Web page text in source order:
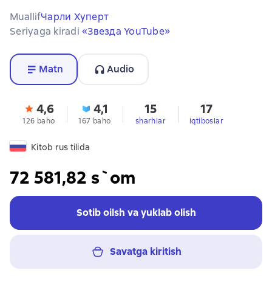
MuallifЧарли Хуперт
Seriyaga kiradi «Звезда YouTube»
Matn Audio
4,6
126 baho
4,1
167 baho
15
sharhlar
17
iqtiboslar
Kitob rus tilida
72 581,82 s`om
Sotib oilsh va yuklab olish
Savatga kiritish